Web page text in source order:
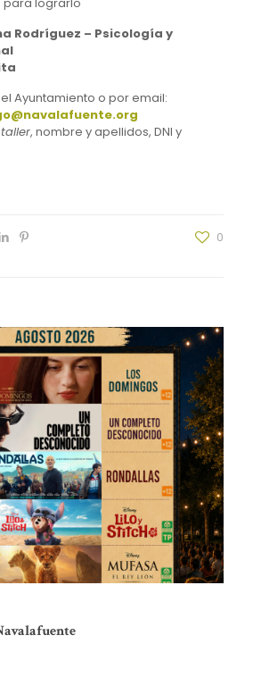
Rodríguez – Psicología y
Ayuntamiento o por email:
, nombre y apellidos, DNI y
0